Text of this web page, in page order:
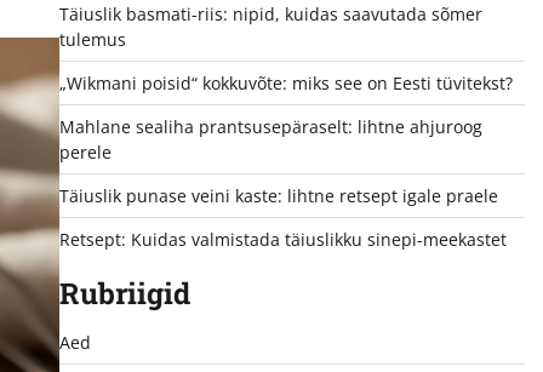
Täiuslik basmati-riis: nipid, kuidas saavutada sõmer
tulemus
„Wikmani poisid“ kokkuvõte: miks see on Eesti tüvitekst?
Mahlane sealiha prantsusepäraselt: lihtne ahjuroog
perele
Täiuslik punase veini kaste: lihtne retsept igale praele
Retsept: Kuidas valmistada täiuslikku sinepi-meekastet
Rubriigid
Aed